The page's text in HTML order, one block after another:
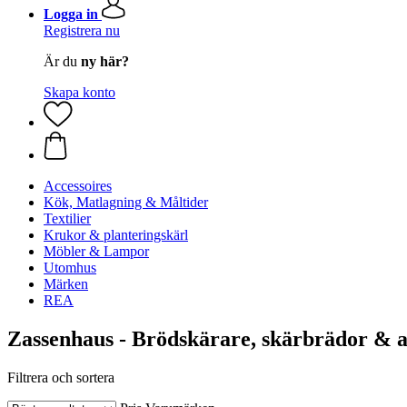
Logga in
Registrera nu
Är du ny här?
Skapa konto
Accessoires
Kök, Matlagning & Måltider
Textilier
Krukor & planteringskärl
Möbler & Lampor
Utomhus
Märken
REA
Zassenhaus - Brödskärare, skärbrädor &
Filtrera och sortera